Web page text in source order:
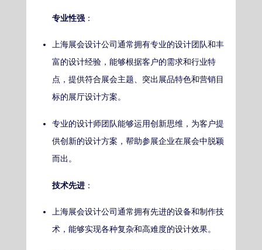
专业性强 ：
上海展会设计公司通常拥有专业的设计团队和丰
富的设计经验，能够根据客户的需求和行业特
点，提供符合展会主题、突出展品特色和营销目
标的展厅设计方案。
专业的设计师团队能够运用创新思维，为客户提
供创新的设计方案，帮助参展企业在展会中脱颖
而出。
技术先进 ：
上海展会设计公司通常拥有先进的设备和制作技
术，能够实现各种复杂和高难度的设计效果。